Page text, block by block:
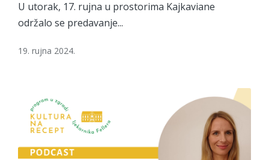
U utorak, 17. rujna u prostorima Kajkaviane
održalo se predavanje...
19. rujna 2024.